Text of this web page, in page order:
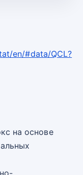
en/#data/QCL?
на основе